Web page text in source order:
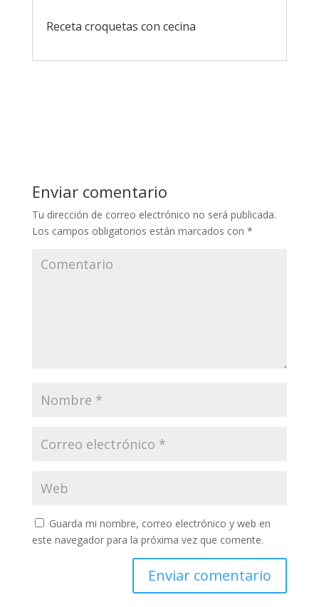
Receta croquetas con cecina
Enviar comentario
Tu dirección de correo electrónico no será publicada.
Los campos obligatorios están marcados con *
Guarda mi nombre, correo electrónico y web en
este navegador para la próxima vez que comente.